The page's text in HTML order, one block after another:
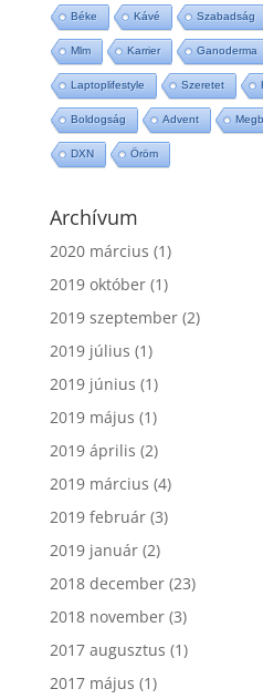
Béke Kávé Szabadság
Mlm Karrier Ganoderma
Laptoplifestyle Szeretet
Boldogság Advent
DXN Öröm
Archívum
2020 március (1)
2019 október(1)
2019 szeptember(2)
2019 július (1)
2019 június (1)
2019 május (1)
2019 április (2)
2019 március (4)
2019 február(3)
2019 január(2)
2018 december(23)
2018 november(3)
2017 augusztus (1)
2017 május (1)